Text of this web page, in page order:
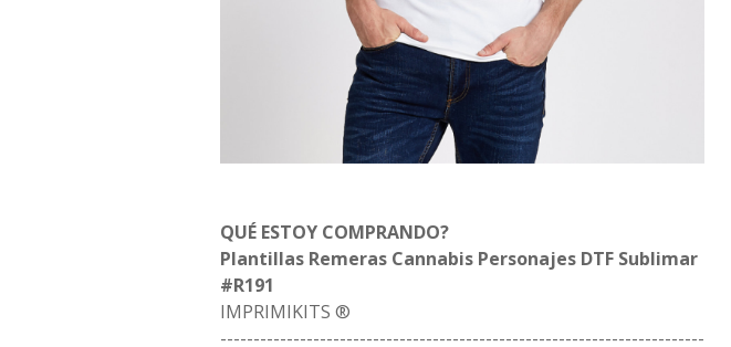
QUÉ ESTOY COMPRANDO?
Plantillas Remeras Cannabis Personajes DTF Sublimar
#R191
IMPRIMIKITS ®
-------------------------------------------------------------------------